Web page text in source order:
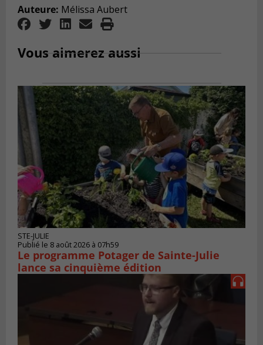
Auteure: Mélissa Aubert
Vous aimerez aussi
STE-JULIE
Publié le 8 août 2026 à 07h59
Le programme Potager de Sainte-Julie
lance sa cinquième édition